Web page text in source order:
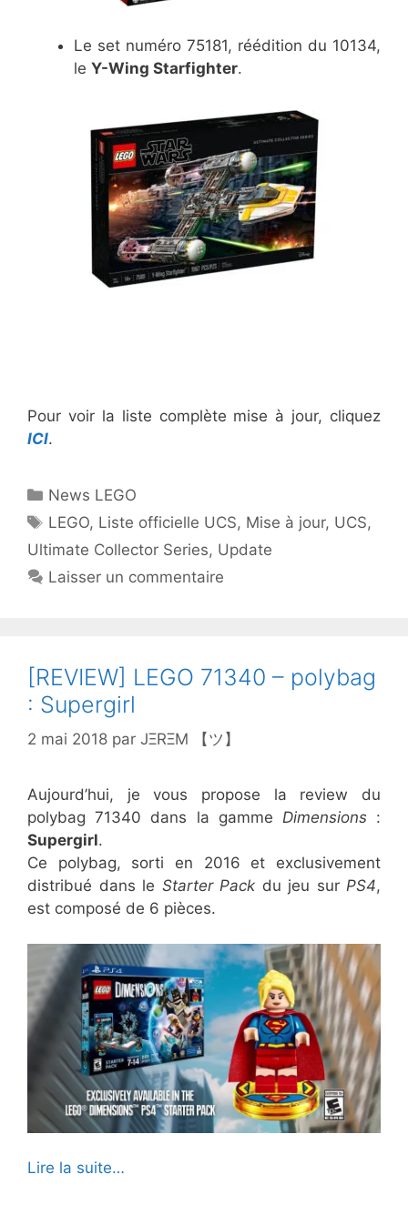
Le set numéro 75181, réédition du 10134,
le Y-Wing Starfighter.
Pour voir la liste complète mise à jour, cliquez
ICI.
Catégories
News LEGO
Étiquettes
LEGO, Liste officielle UCS, Mise à jour, UCS,
Ultimate Collector Series, Update
Laisser un commentaire
[REVIEW] LEGO 71340 – polybag
: Supergirl
2 mai 2018 par JΞRΞM 【ツ】
Aujourd’hui, je vous propose la review du
polybag 71340 dans la gamme Dimensions:
Supergirl.
Ce polybag, sorti en 2016 et exclusivement
distribué dans le Starter Pack du jeu sur PS4,
est composé de 6 pièces.
Lire la suite…